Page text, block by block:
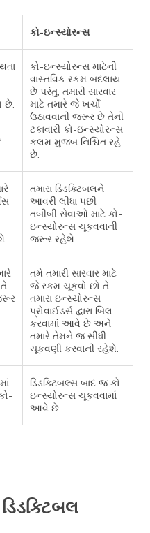
કો-ઇન્સ્યોરન્સ
છે.
કો-ઇન્સ્યોરન્સ માટેની
વાસ્તવિક રકમ બદલાય
છે પરંતુ, તમારી સારવાર
માટે તમારે જે ખર્ચો
ઉઠાવવાની જરૂર છે તેની
ટકાવારી કો-ઇન્સ્યોરન્સ
કલમ મુજબ નિશ્ચિત રહે
છે.
તમારા ડિડક્ટિબલને
આવરી લીધા પછી
તબીબી સેવાઓ માટે કો-
ઇન્સ્યોરન્સ ચૂકવવાની
જરૂર રહેશે.
તમે તમારી સારવાર માટે
જે રકમ ચૂકવો છો તે
તમારા ઇન્સ્યોરન્સ
પ્રોવાઈડર્સ દ્વારા બિલ
કરવામાં આવે છે અને
તમારે તેમને જ સીધી
ચૂકવણી કરવાની રહેશે.
ડિડક્ટિબલ્સ બાદ જ કો-
ઇન્સ્યોરન્સ ચૂકવવામાં
આવે છે.